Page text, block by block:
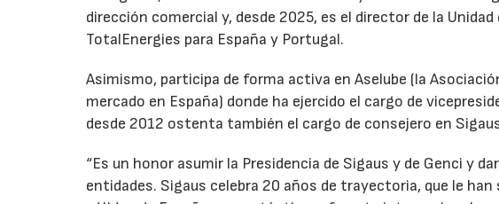
dirección comercial y, desde 2025, es el director de la
TotalEnergies para España y Portugal.
Asimismo, participa de forma activa en Aselube (la
mercado en España) donde ha ejercido el cargo de
desde 2012 ostenta también el cargo de consejero en
“Es un honor asumir la Presidencia de Sigaus y de Genci y
entidades. Sigaus celebra 20 años de trayectoria, que le